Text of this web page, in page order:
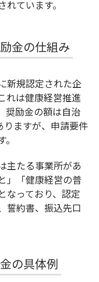
ています。
金の仕組み
新規認定された企
れは健康経営推進
奨励金の額は自治
ますが、申請要件
主たる事業所があ
」「健康経営の普
なっており、認定
誓約書、振込先口
の具体例